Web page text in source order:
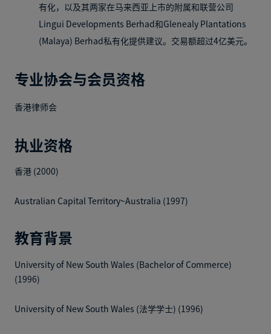
有化，以及其两家在马来西亚上市的附属和联营公司
Lingui Developments Berhad和Glenealy Plantations
(Malaya) Berhad私有化提供建议。交易额超过4亿美元。
专业协会与会员资格
香港律师会
执业资格
香港 (2000)
Australian Capital Territory~Australia (1997)
教育背景
University of New South Wales (Bachelor of Commerce)
(1996)
University of New South Wales (法学学士) (1996)